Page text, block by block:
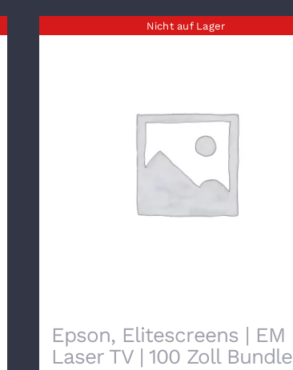
Nicht auf Lager
Epson, Elitescreens | EM
Laser TV | 100 Zoll Bundle